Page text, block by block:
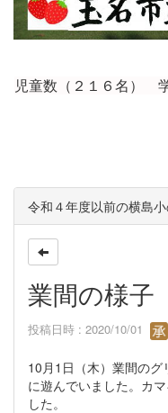
児童数（２１６名）
令和４年度以前の横島
業間の様子
投稿日時 : 2020/10/01
10月1日（木）業間のグ
に遊んでいました。カ
した。